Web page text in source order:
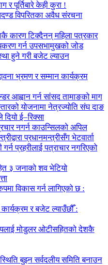
र पूर्तिबारे केही कुरा !
विपरितका अवैध संरचना
कारण टिक्दैनन् महिला पत्रकार
गर्न उपसभामुखको जोड
हुने गरी बजेट ल्याउन
भ्रमण र सम्मान कार्यक्रम
आह्वान गर्न सांसद तामाङको माग
योजनामा नेत्रज्योति संघ दाङ
ई–रिक्सा
नगर्न काउन्सिलको अपिल
प्रधानमन्त्रीसँग भेटवार्ता
प्रहरीलाई पत्राचार नगरिएको
३ जनाको शव भेटियो
विकास गर्न लागिएको छ :
कार्यक्रम र बजेट ल्याउँछौँ :
मोडुलर ओटीसहितको देशकै
बुझ्न सर्वदलीय समिति बनाउन